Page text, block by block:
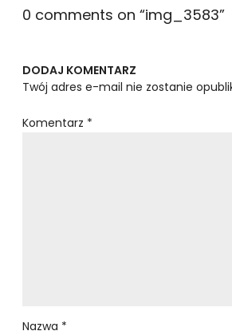
0 comments on “img_3583”
DODAJ KOMENTARZ
Twój adres e-mail nie zostanie
Komentarz *
Nazwa *